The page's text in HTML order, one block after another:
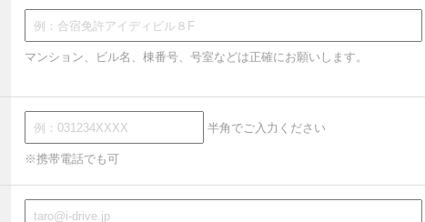
マンション、ビル名、棟番号、号室などは正確にお願いします。
半角でご入力ください
※携帯電話でも可